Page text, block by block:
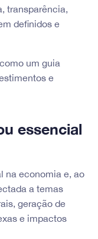
transparência,
definidos e
um guia
e
essencial
na economia e, ao
a temas
geração de
e impactos